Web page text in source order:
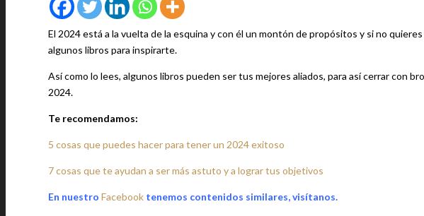
El 2024 está a la vuelta de la esquina y con él un montón de propósitos y si no
algunos libros para inspirarte.
Así como lo lees, algunos libros pueden ser tus mejores aliados, para así cerrar con
2024.
Te recomendamos:
5 cosas que puedes hacer para tener un 2024 exitoso
7 cosas que te ayudan a ser más astuto y a lograr tus objetivos
En nuestro Facebook tenemos contenidos similares, visítanos.